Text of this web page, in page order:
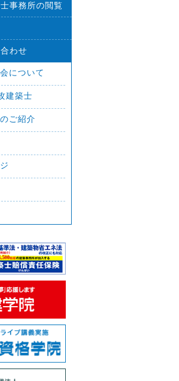
事務所の閲覧
わせ
について
建築士
ご紹介